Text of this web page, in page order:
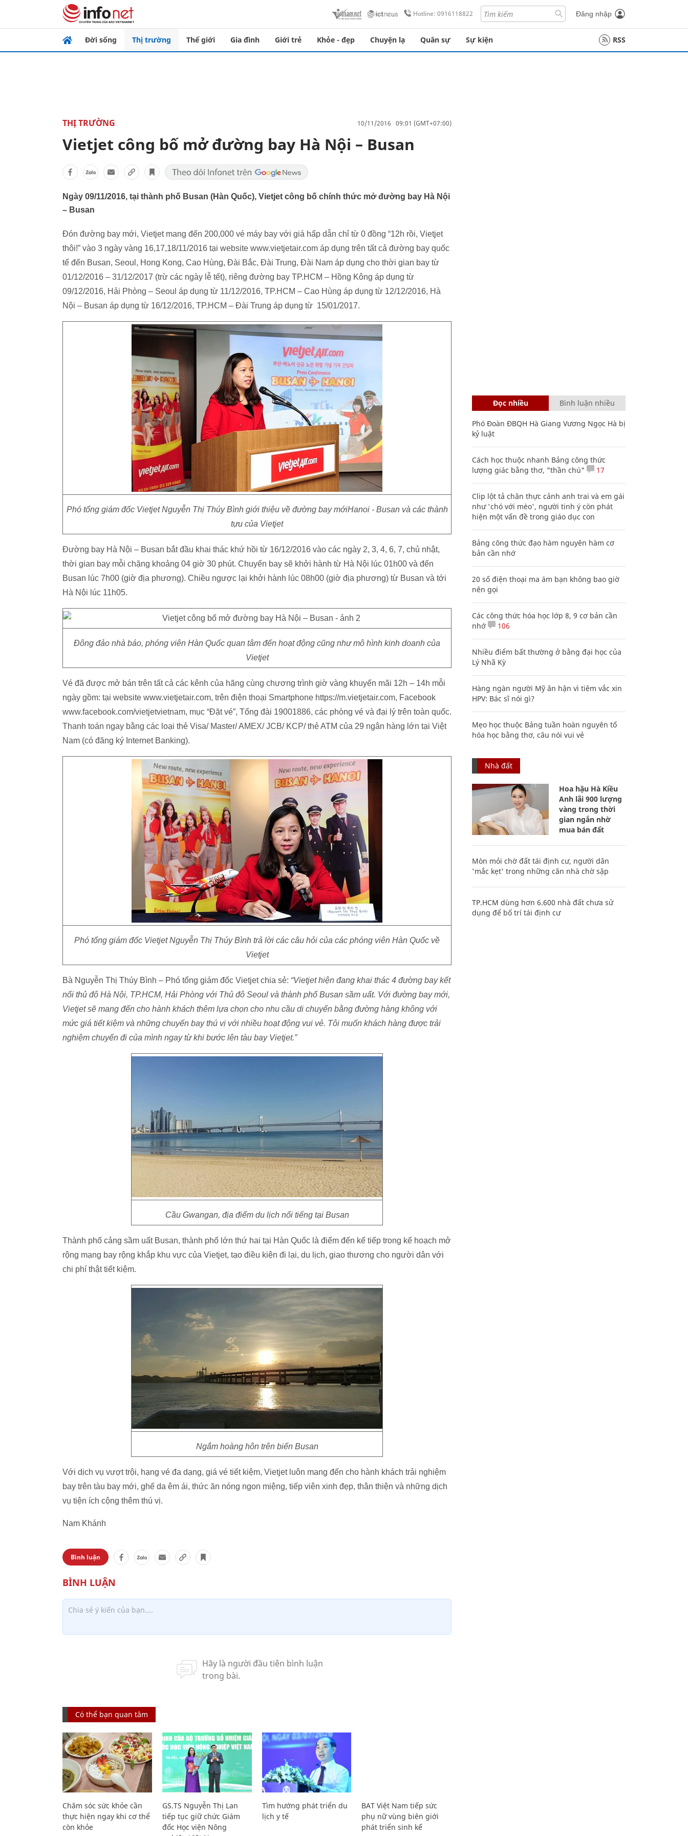
Hotline: 0916118822 Đăng nhập
Đời sống Thị trường Thế giới Gia đình Giới trẻ Khỏe - đẹp Chuyện lạ Quân sự Sự kiện RSS
THỊ TRƯỜNG 10/11/2016 09:01 (GMT+07:00)
Vietjet công bố mở đường bay Hà Nội – Busan
Ngày 09/11/2016, tại thành phố Busan (Hàn Quốc), Vietjet công bố chính thức mở đường bay Hà Nội
– Busan
Đón đường bay mới, Vietjet mang đến 200,000 vé máy bay với giá hấp dẫn chỉ từ 0 đồng “12h rồi, Vietjet
thôi!” vào 3 ngày vàng 16,17,18/11/2016 tại website www.vietjetair.com áp dụng trên tất cả đường bay quốc
tế đến Busan, Seoul, Hong Kong, Cao Hùng, Đài Bắc, Đài Trung, Đài Nam áp dụng cho thời gian bay từ
01/12/2016 – 31/12/2017 (trừ các ngày lễ tết), riêng đường bay TP.HCM – Hồng Kông áp dụng từ
09/12/2016, Hải Phòng – Seoul áp dụng từ 11/12/2016, TP.HCM – Cao Hùng áp dụng từ 12/12/2016, Hà
Nội – Busan áp dụng từ 16/12/2016, TP.HCM – Đài Trung áp dụng từ 15/01/2017.
Phó tổng giám đốc Vietjet Nguyễn Thị Thúy Bình giới thiệu về đường bay mớiHanoi - Busan và các thành
tựu của Vietjet
Đường bay Hà Nội – Busan bắt đầu khai thác khứ hồi từ 16/12/2016 vào các ngày 2, 3, 4, 6, 7, chủ nhật,
thời gian bay mỗi chặng khoảng 04 giờ 30 phút. Chuyến bay sẽ khởi hành từ Hà Nội lúc 01h00 và đến
Busan lúc 7h00 (giờ địa phương). Chiều ngược lại khởi hành lúc 08h00 (giờ địa phương) từ Busan và tới
Hà Nội lúc 11h05.
Đông đảo nhà báo, phóng viên Hàn Quốc quan tâm đến hoạt động cũng như mô hình kinh doanh của
Vietjet
Vé đã được mở bán trên tất cả các kênh của hãng cùng chương trình giờ vàng khuyến mãi 12h – 14h mỗi
ngày gồm: tại website www.vietjetair.com, trên điện thoại Smartphone https://m.vietjetair.com, Facebook
www.facebook.com/vietjetvietnam, mục “Đặt vé”, Tổng đài 19001886, các phòng vé và đại lý trên toàn quốc.
Thanh toán ngay bằng các loại thẻ Visa/ Master/ AMEX/ JCB/ KCP/ thẻ ATM của 29 ngân hàng lớn tại Việt
Nam (có đăng ký Internet Banking).
Phó tổng giám đốc Vietjet Nguyễn Thị Thúy Bình trả lời các câu hỏi của các phóng viên Hàn Quốc về
Vietjet
Bà Nguyễn Thị Thúy Bình – Phó tổng giám đốc Vietjet chia sẻ: “Vietjet hiện đang khai thác 4 đường bay kết
nối thủ đô Hà Nội, TP.HCM, Hải Phòng với Thủ đô Seoul và thành phố Busan sầm uất. Với đường bay mới,
Vietjet sẽ mang đến cho hành khách thêm lựa chọn cho nhu cầu di chuyển bằng đường hàng không với
mức giá tiết kiệm và những chuyến bay thú vị với nhiều hoạt động vui vẻ. Tôi muốn khách hàng được trải
nghiệm chuyến đi của mình ngay từ khi bước lên tàu bay Vietjet.”
Cầu Gwangan, địa điểm du lịch nổi tiếng tại Busan
Thành phố cảng sầm uất Busan, thành phố lớn thứ hai tại Hàn Quốc là điểm đến kế tiếp trong kế hoạch mở
rộng mạng bay rộng khắp khu vực của Vietjet, tạo điều kiện đi lại, du lịch, giao thương cho người dân với
chi phí thật tiết kiệm.
Ngắm hoàng hôn trên biển Busan
Với dịch vụ vượt trội, hạng vé đa dạng, giá vé tiết kiệm, Vietjet luôn mang đến cho hành khách trải nghiệm
bay trên tàu bay mới, ghế da êm ái, thức ăn nóng ngon miệng, tiếp viên xinh đẹp, thân thiện và những dịch
vụ tiện ích cộng thêm thú vị.
Nam Khánh
Bình luận
Có thể bạn quan tâm
Chăm sóc sức khỏe cần
thực hiện ngay khi cơ thể
còn khỏe
GS.TS Nguyễn Thị Lan
tiếp tục giữ chức Giám
đốc Học viện Nông
Tìm hướng phát triển du
lịch y tế
BAT Việt Nam tiếp sức
phụ nữ vùng biên giới
phát triển sinh kế
Đọc nhiều Bình luận nhiều
Phó Đoàn ĐBQH Hà Giang Vương Ngọc Hà bị
kỷ luật
Cách học thuộc nhanh Bảng công thức
lượng giác bằng thơ, "thần chú"
17
Clip lột tả chân thực cảnh anh trai và em gái
như 'chó với mèo', người tinh ý còn phát
hiện một vấn đề trong giáo dục con
Bảng công thức đạo hàm nguyên hàm cơ
bản cần nhớ
20 số điện thoại ma ám bạn không bao giờ
nên gọi
Các công thức hóa học lớp 8, 9 cơ bản cần
nhớ
106
Nhiều điểm bất thường ở bằng đại học của
Lý Nhã Kỳ
Hàng ngàn người Mỹ ân hận vì tiêm vắc xin
HPV: Bác sĩ nói gì?
Mẹo học thuộc Bảng tuần hoàn nguyên tố
hóa học bằng thơ, câu nói vui vẻ
Nhà đất
Hoa hậu Hà Kiều
Anh lãi 900 lượng
vàng trong thời
gian ngắn nhờ
mua bán đất
Mòn mỏi chờ đất tái định cư, người dân
'mắc kẹt' trong những căn nhà chờ sập
TP.HCM dùng hơn 6.600 nhà đất chưa sử
dụng để bố trí tái định cư